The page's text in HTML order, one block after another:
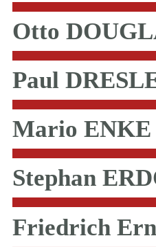
Otto
Paul
Mario ENKE
Stephan
Friedrich